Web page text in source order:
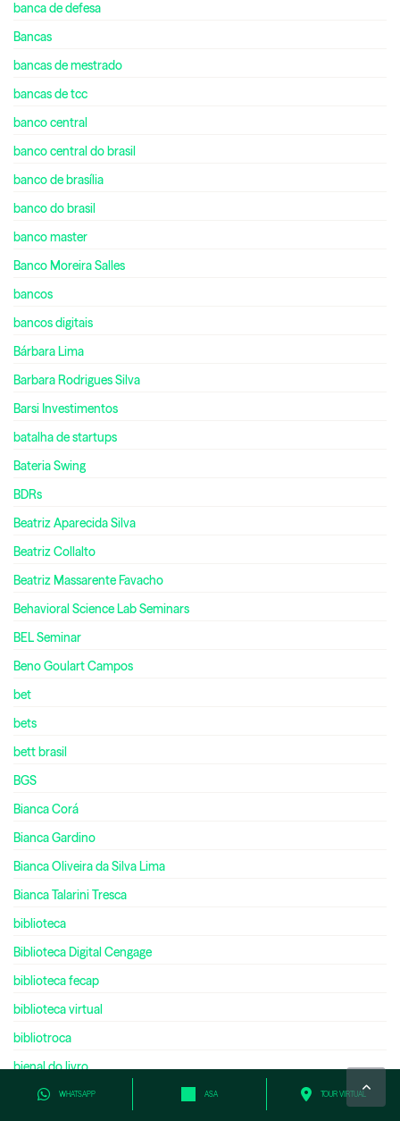
WHATSAPP ASA TOUR VIRTUAL
banca de defesa
Bancas
bancas de mestrado
bancas de tcc
banco central
banco central do brasil
banco de brasília
banco do brasil
banco master
Banco Moreira Salles
bancos
bancos digitais
Bárbara Lima
Barbara Rodrigues Silva
Barsi Investimentos
batalha de startups
Bateria Swing
BDRs
Beatriz Aparecida Silva
Beatriz Collalto
Beatriz Massarente Favacho
Behavioral Science Lab Seminars
BEL Seminar
Beno Goulart Campos
bet
bets
bett brasil
BGS
Bianca Corá
Bianca Gardino
Bianca Oliveira da Silva Lima
Bianca Talarini Tresca
biblioteca
Biblioteca Digital Cengage
biblioteca fecap
biblioteca virtual
bibliotroca
bienal do livro
bilíngue